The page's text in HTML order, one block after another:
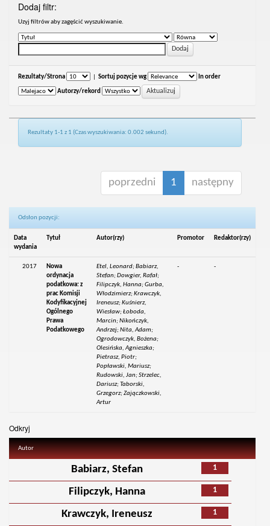
Dodaj filtr:
Uzyj filtrów aby zagęścić wyszukiwanie.
Rezultaty/Strona Sortuj pozycje wg In order
Autorzy/rekord
Rezultaty 1-1 z 1 (Czas wyszukiwania: 0.002 sekund).
poprzedni 1 następny
Odsłon pozycji:
Data
wydania
Tytuł Autor(rzy) Promotor Redaktor(rzy)
2017
Nowa
ordynacja
podatkowa: z
prac Komisji
Kodyfikacyjnej
Ogólnego
Prawa
Podatkowego
Etel, Leonard; Babiarz,
Stefan; Dowgier, Rafał;
Filipczyk, Hanna; Gurba,
Włodzimierz; Krawczyk,
Ireneusz; Kuśnierz,
Wiesław; Łoboda,
Marcin; Nikończyk,
Andrzej; Nita, Adam;
Ogrodowczyk, Bożena;
Olesińska, Agnieszka;
Pietrasz, Piotr;
Popławski, Mariusz;
Rudowski, Jan; Strzelec,
Dariusz; Taborski,
Grzegorz; Zajączkowski,
Artur
- -
Odkryj
Autor
1
Babiarz, Stefan
1
Filipczyk, Hanna
1
Krawczyk, Ireneusz